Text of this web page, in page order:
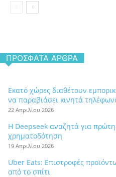
ΠΡΌΣΦΑΤΑ ΆΡΘΡΑ
Εκατό χώρες διαθέτουν
να παραβιάσει κινητά
22 Απριλίου 2026
Η Deepseek αναζητά για
χρηματοδότηση
19 Απριλίου 2026
Uber Eats: Επιστροφές
από το σπίτι